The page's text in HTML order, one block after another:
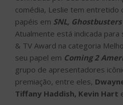
comédia, Leslie tem entretido
papéis em SNL, Ghostbusters
Atualmente está indicada
& TV Award na categoria
seu papel em Coming 2
grupo de apresentadores
premiação, entre eles,
Tiffany Haddish, Kevin Hart